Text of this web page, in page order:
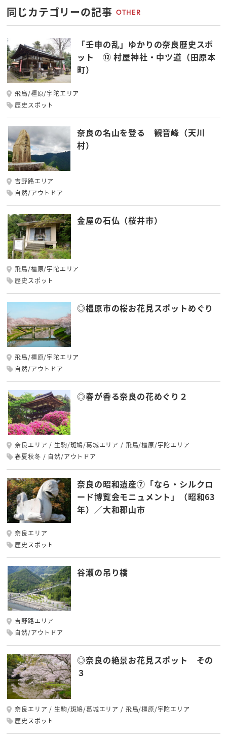
同じカテゴリーの記事 OTHER
「壬申の乱」ゆかりの奈良歴史スポ
ット ⑫ 村屋神社・中ツ道（田原本
町）
飛鳥/橿原/宇陀エリア
歴史スポット
奈良の名山を登る 観音峰（天川
村）
吉野路エリア
自然/アウトドア
金屋の石仏（桜井市）
飛鳥/橿原/宇陀エリア
歴史スポット
◎橿原市の桜お花見スポットめぐり
飛鳥/橿原/宇陀エリア
自然/アウトドア
◎春が香る奈良の花めぐり２
奈良エリア 生駒/斑鳩/葛城エリア
飛鳥/橿原/宇陀エリア
春夏秋冬
自然/アウトドア
奈良の昭和遺産⑦「なら・シルクロ
ード博覧会モニュメント」（昭和63
年）／大和郡山市
奈良エリア
歴史スポット
谷瀬の吊り橋
吉野路エリア
自然/アウトドア
◎奈良の絶景お花見スポット その
３
奈良エリア 生駒/斑鳩/葛城エリア
飛鳥/橿原/宇陀エリア
歴史スポット